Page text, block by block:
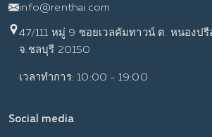
info@renthai.com
47/111 หมู่ 9 ซอยเวลคัมทาวน์ ต. หนองปรื
จ.ชลบุรี 20150
เวลาทำการ: 10:00 - 19:00
Social media